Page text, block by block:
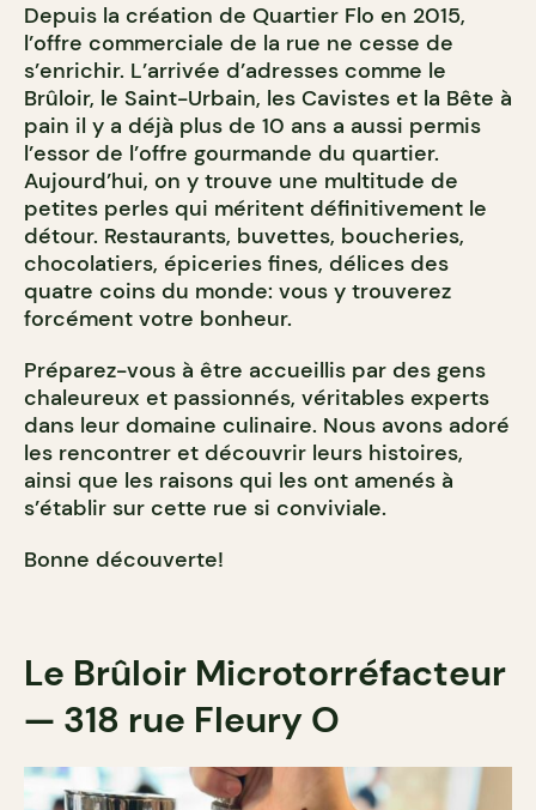
Depuis la création de Quartier Flo en 2015,
l’offre commerciale de la rue ne cesse de
s’enrichir. L’arrivée d’adresses comme le
Brûloir, le Saint-Urbain, les Cavistes et la Bête à
pain il y a déjà plus de 10 ans a aussi permis
l’essor de l’offre gourmande du quartier.
Aujourd’hui, on y trouve une multitude de
petites perles qui méritent définitivement le
détour. Restaurants, buvettes, boucheries,
chocolatiers, épiceries fines, délices des
quatre coins du monde: vous y trouverez
forcément votre bonheur.
Préparez-vous à être accueillis par des gens
chaleureux et passionnés, véritables experts
dans leur domaine culinaire. Nous avons adoré
les rencontrer et découvrir leurs histoires,
ainsi que les raisons qui les ont amenés à
s’établir sur cette rue si conviviale.
Bonne découverte!
Le Brûloir Microtorréfacteur
— 318 rue Fleury O